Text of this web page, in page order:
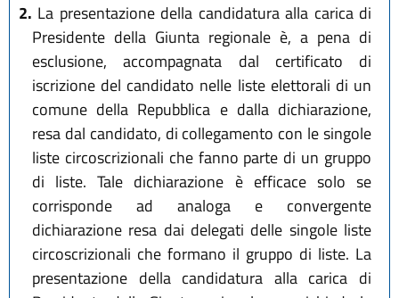
2. La presentazione della candidatura alla carica di
Presidente della Giunta regionale è, a pena di
esclusione, accompagnata dal certificato di
iscrizione del candidato nelle liste elettorali di un
comune della Repubblica e dalla dichiarazione,
resa dal candidato, di collegamento con le singole
liste circoscrizionali che fanno parte di un gruppo
di liste. Tale dichiarazione è efficace solo se
corrisponde ad analoga e convergente
dichiarazione resa dai delegati delle singole liste
circoscrizionali che formano il gruppo di liste. La
presentazione della candidatura alla carica di